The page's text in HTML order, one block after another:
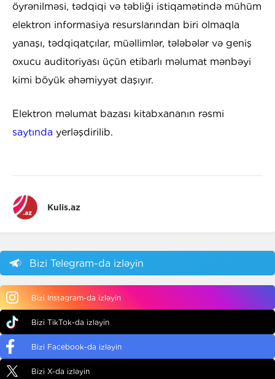
öyrənilməsi, tədqiqi və təbliği istiqamətində mühüm
elektron informasiya resurslarından biri olmaqla
yanaşı, tədqiqatçılar, müəllimlər, tələbələr və geniş
oxucu auditoriyası üçün etibarlı məlumat mənbəyi
kimi böyük əhəmiyyət daşıyır.
Elektron məlumat bazası kitabxananın rəsmi
saytında yerləşdirilib.
Kulis.az
Bizi Telegram-da izləyin
Bizi Instagram-da izləyin
Bizi TikTok-da izləyin
Bizi Facebook-da izləyin
Bizi X-da izləyin